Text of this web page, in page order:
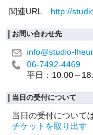
関連URL
http://
お問い合わせ先
info@studio-
06-7492-4469
平日：10:00～
当日の受付について
当日の受付について
チケットを取り出す